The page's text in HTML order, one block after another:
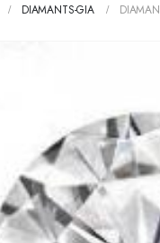
DIAMANTS-GIA